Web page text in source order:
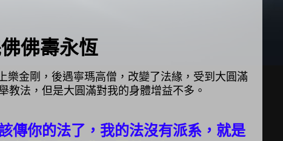
佛壽永恆
金剛，後遇寧瑪高僧，改變了法緣，受到大圓滿
法，但是大圓滿對我的身體增益不多。
傳你的法了，我的法沒有派系，就是